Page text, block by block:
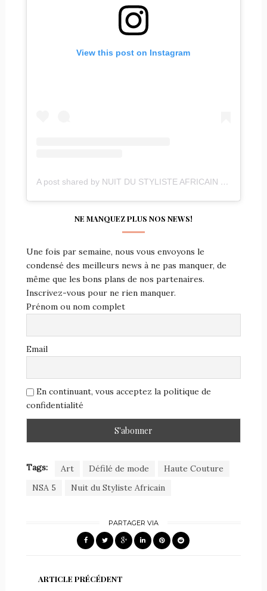
View this post on Instagram
A post shared by NUIT DU STYLISTE AFRICAIN 5 (@succes_events_benin)
NE MANQUEZ PLUS NOS NEWS!
Une fois par semaine, nous vous envoyons le
condensé des meilleurs news à ne pas manquer, de
même que les bons plans de nos partenaires.
Inscrivez-vous pour ne rien manquer.
Prénom ou nom complet
Email
En continuant, vous acceptez la politique de
confidentialité
Tags: Art Défilé de mode
Haute Couture
NSA 5
Nuit du Styliste Africain
PARTAGER VIA
ARTICLE PRÉCÉDENT